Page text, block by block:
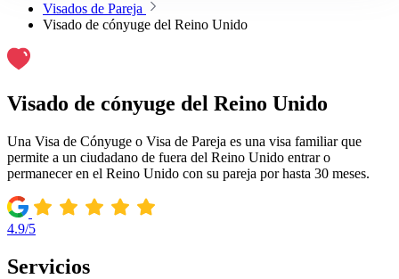
Visados de Pareja
Visado de cónyuge del Reino Unido
Visado de cónyuge del Reino Unido
Una Visa de Cónyuge o Visa de Pareja es una visa familiar que
permite a un ciudadano de fuera del Reino Unido entrar o
permanecer en el Reino Unido con su pareja por hasta 30 meses.
4.9/5
Servicios